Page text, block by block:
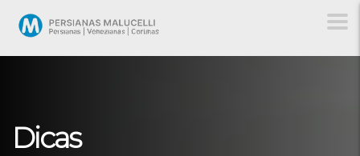
Dicas